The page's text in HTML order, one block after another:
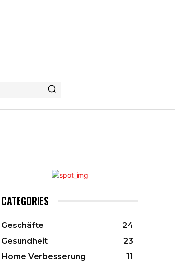
CATEGORIES
Geschäfte
24
Gesundheit
23
Home Verbesserung
11